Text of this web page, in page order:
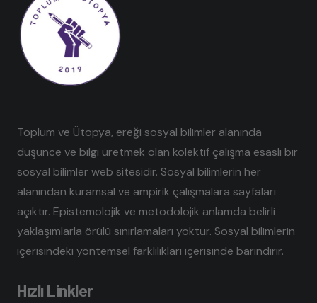
Toplum ve Ütopya, ereği sosyal bilimler alanında
düşünce ve bilgi üretmek olan kolektif çalışma esaslı bir
sosyal bilimler web sitesidir. Sosyal bilimlerin her
alanından kuramsal ve ampirik çalışmalara sayfaları
açıktır. Epistemolojik ve metodolojik anlamda belirli
yaklaşımlarla örülü sınırlamaları yoktur. Sosyal bilimlerin
içerisindeki yöntemsel farklılıkları içerisinde barındırır.
Hızlı Linkler